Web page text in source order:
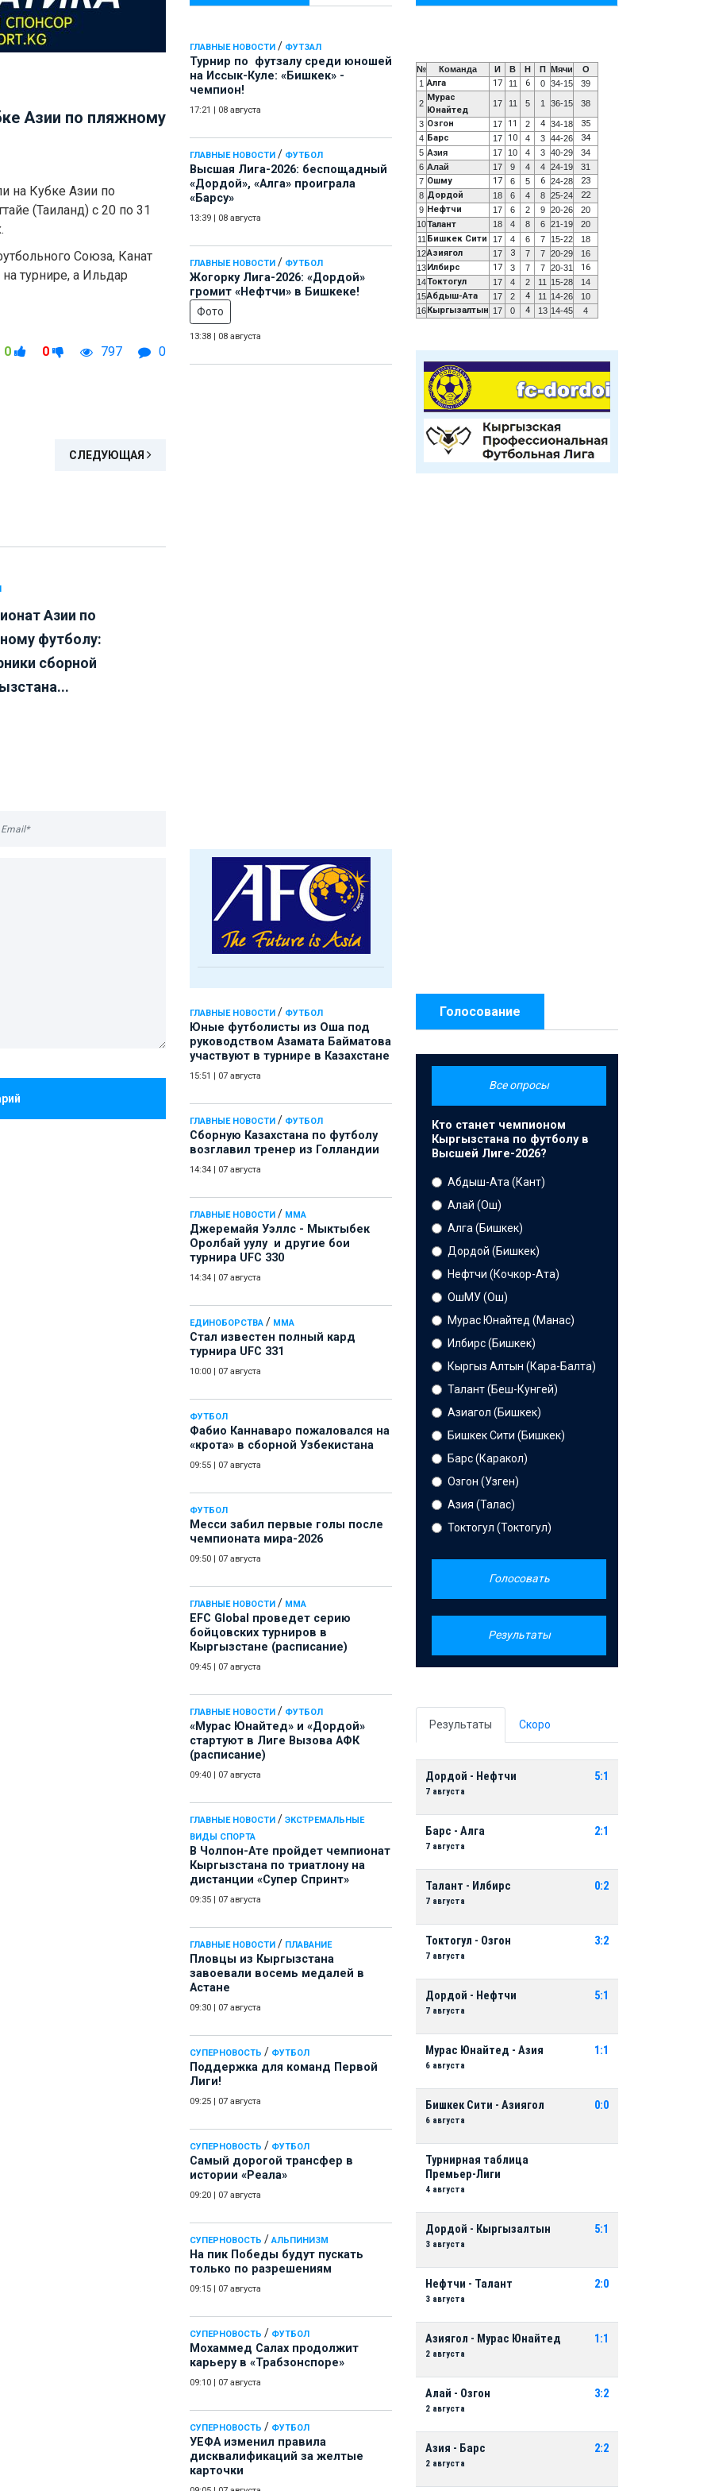
ГЛАВНЫЕ НОВОСТИ / ФУТЗАЛ
Турнир по футзалу среди юношей
на Иссык-Куле: «Бишкек» -
чемпион!
17:21 08 августа
ГЛАВНЫЕ НОВОСТИ / ФУТБОЛ
Высшая Лига-2026: беспощадный
«Дордой», «Алга» проиграла
«Барсу»
13:39 08 августа
ГЛАВНЫЕ НОВОСТИ / ФУТБОЛ
Жогорку Лига-2026: «Дордой»
громит «Нефтчи» в Бишкеке!
Фото
13:38 08 августа
ГЛАВНЫЕ НОВОСТИ / ФУТБОЛ
Юные футболисты из Оша под
руководством Азамата Байматова
участвуют в турнире в Казахстане
15:51 07 августа
ГЛАВНЫЕ НОВОСТИ / ФУТБОЛ
Сборную Казахстана по футболу
возглавил тренер из Голландии
14:34 07 августа
ГЛАВНЫЕ НОВОСТИ / ММА
Джеремайя Уэллс - Мыктыбек
Оролбай уулу и другие бои
турнира UFC 330
14:34 07 августа
ЕДИНОБОРСТВА / ММА
Стал известен полный кард
турнира UFC 331
10:00 07 августа
ФУТБОЛ
Фабио Каннаваро пожаловался на
«крота» в сборной Узбекистана
09:55 07 августа
ФУТБОЛ
Месси забил первые голы после
чемпионата мира-2026
09:50 07 августа
ГЛАВНЫЕ НОВОСТИ / ММА
EFC Global проведет серию
бойцовских турниров в
Кыргызстане (расписание)
09:45 07 августа
ГЛАВНЫЕ НОВОСТИ / ФУТБОЛ
«Мурас Юнайтед» и «Дордой»
стартуют в Лиге Вызова АФК
(расписание)
09:40 07 августа
ГЛАВНЫЕ НОВОСТИ / ЭКСТРЕМАЛЬНЫЕ
ВИДЫ СПОРТА
В Чолпон-Ате пройдет чемпионат
Кыргызстана по триатлону на
дистанции «Супер Спринт»
09:35 07 августа
ГЛАВНЫЕ НОВОСТИ / ПЛАВАНИЕ
Пловцы из Кыргызстана
завоевали восемь медалей в
Астане
09:30 07 августа
СУПЕРНОВОСТЬ / ФУТБОЛ
Поддержка для команд Первой
Лиги!
09:25 07 августа
СУПЕРНОВОСТЬ / ФУТБОЛ
Самый дорогой трансфер в
истории «Реала»
09:20 07 августа
СУПЕРНОВОСТЬ / АЛЬПИНИЗМ
На пик Победы будут пускать
только по разрешениям
09:15 07 августа
СУПЕРНОВОСТЬ / ФУТБОЛ
Мохаммед Салах продолжит
карьеру в «Трабзонспоре»
09:10 07 августа
СУПЕРНОВОСТЬ / ФУТБОЛ
УЕФА изменил правила
дисквалификаций за желтые
карточки
Азии по пляжному
на Кубке Азии по
(Таиланд) с 20 по 31
Союза, Канат
турнире, а Ильдар
0 0 797 0
СЛЕДУЮЩАЯ
Азии по
футболу:
сборной
№ Команда И В Н П Мячи
О
1 Алга 17 11 6 0 34-15 39
2
Мурас
Юнайтед
17 11 5 1 36-15 38
3 Озгон 17 11 2 4 34-18 35
4 Барс 17 10 4 3 44-26 34
5 Азия 17 10 4 3 40-29
34
6 Алай 17 9 4 4 24-19
31
7 Ошму 17 6 5 6 24-28 23
8 Дордой 18 6 4 8 25-24 22
9 Нефтчи 17 6 2 9 20-26
20
10Талант 18 4 8 6 21-19
20
11 Бишкек Сити 17 4 6 7 15-22
18
12Азиягол 17 3 7 7 20-29
16
13 Илбирс 17 3 7 7 20-31 16
14Токтогул 17 4 2 11 15-28
14
15Абдыш-Ата 17 2 4 11 14-26
10
16 Кыргызалтын 17 0 4 13 14-45 4
Голосование
Все опросы
Кто станет чемпионом
Кыргызстана по футболу в
Высшей Лиге-2026?
Абдыш-Ата (Кант)
Алай (Ош)
Алга (Бишкек)
Дордой (Бишкек)
Нефтчи (Кочкор-Ата)
ОшМУ (Ош)
Мурас Юнайтед (Манас)
Илбирс (Бишкек)
Кыргыз Алтын (Кара-Балта)
Талант (Беш-Кунгей)
Азиагол (Бишкек)
Бишкек Сити (Бишкек)
Барс (Каракол)
Озгон (Узген)
Азия (Талас)
Токтогул (Токтогул)
Голосовать
Результаты
Результаты Скоро
Дордой - Нефтчи
7 августа
5:1
Барс - Алга
7 августа
2:1
Талант - Илбирс
7 августа
0:2
Токтогул - Озгон
7 августа
3:2
Дордой - Нефтчи
7 августа
5:1
Мурас Юнайтед - Азия
6 августа
1:1
Бишкек Сити - Азиягол
6 августа
0:0
Турнирная таблица
Премьер-Лиги
4 августа
Дордой - Кыргызалтын
3 августа
5:1
Нефтчи - Талант
3 августа
2:0
Азиягол - Мурас Юнайтед
2 августа
1:1
Алай - Озгон
2 августа
3:2
Азия - Барс
2 августа
2:2